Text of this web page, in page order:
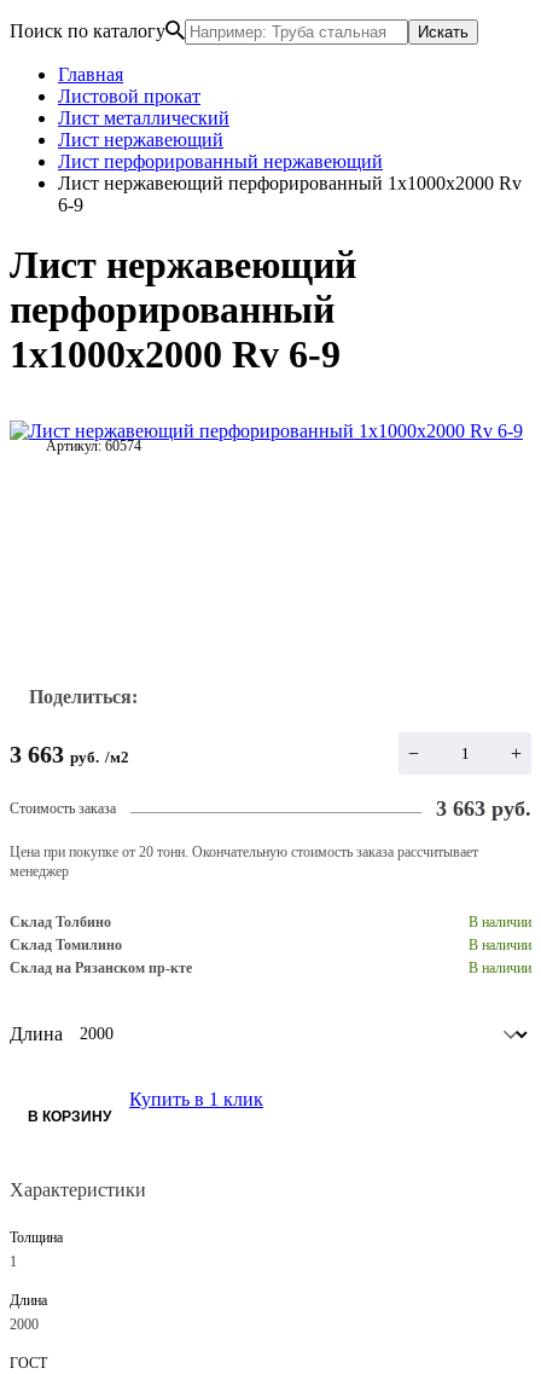
Поиск по каталогу Искать
Главная
Листовой прокат
Лист металлический
Лист нержавеющий
Лист перфорированный нержавеющий
Лист нержавеющий перфорированный 1х1000х2000 Rv
6-9
Лист нержавеющий
перфорированный
1х1000х2000 Rv 6-9
Артикул: 60574
Поделиться:
3 663 руб. /м2 − +
Стоимость заказа 3 663 руб.
Цена при покупке от 20 тонн. Окончательную стоимость заказа рассчитывает
менеджер
Склад Толбино
В наличии
Склад Томилино
В наличии
Склад на Рязанском пр-кте
В наличии
Длина
В КОРЗИНУ
Купить в 1 клик
Характеристики
Толщина
1
Длина
2000
ГОСТ